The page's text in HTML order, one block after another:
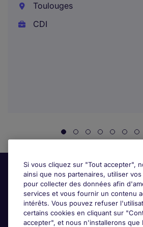
Toulouges
CDI
Si vous cliquez sur "Tout accepter",
ainsi que nos partenaires, utiliser
pour collecter des données afin
services et vous fournir un contenu
intérêts. Vous pouvez refuser
certains cookies en cliquant sur
accepter", et nous n'installerons que